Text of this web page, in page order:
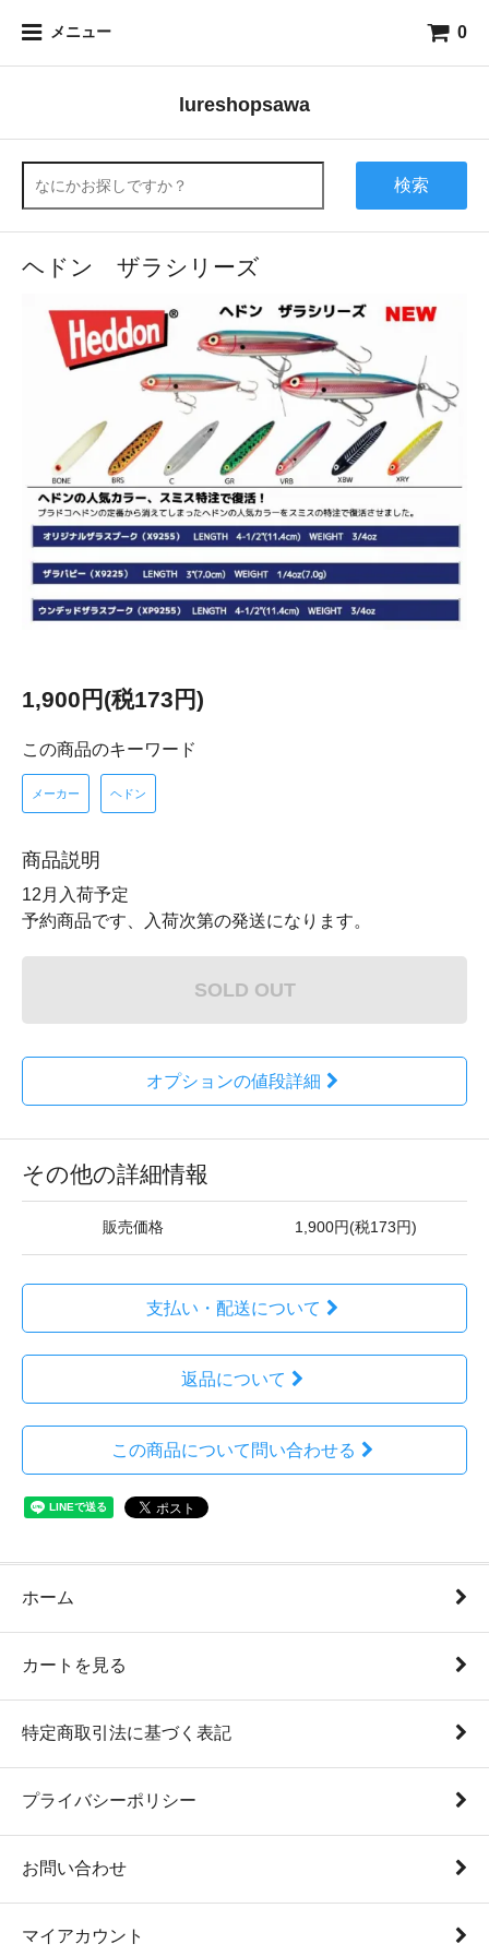
メニュー 0
lureshopsawa
検索
ヘドン ザラシリーズ
1,900円(税173円)
この商品のキーワード
メーカー ヘドン
商品説明
12月入荷予定
予約商品です、入荷次第の発送になります。
SOLD OUT
オプションの値段詳細
その他の詳細情報
販売価格 1,900円(税173円)
支払い・配送について
返品について
この商品について問い合わせる
ホーム
カートを見る
特定商取引法に基づく表記
プライバシーポリシー
お問い合わせ
マイアカウント